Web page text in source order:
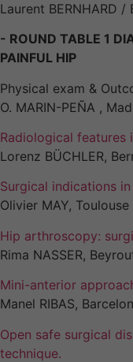
Laurent BERNHARD /
- ROUND TABLE 1
PAINFUL HIP
Physical exam &
O. MARIN-PEÑA ,
Radiological features
Lorenz BÜCHLER,
Surgical indications
Olivier MAY, Toulouse
Hip arthroscopy:
Rima NASSER,
Mini-anterior
Manel RIBAS,
Open safe surgical
technique.